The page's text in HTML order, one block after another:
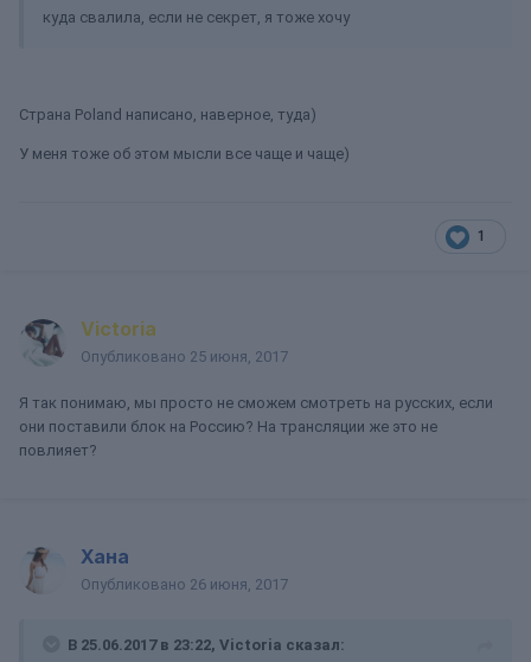
куда свалила, если не секрет, я тоже хочу
Страна Poland написано, наверное, туда)
У меня тоже об этом мысли все чаще и чаще)
1
Victoria
Опубликовано 25 июня, 2017
Я так понимаю, мы просто не сможем смотреть на русских, если
они поставили блок на Россию? На трансляции же это не
повлияет?
Хана
Опубликовано 26 июня, 2017
В 25.06.2017 в 23:22, Victoria сказал: